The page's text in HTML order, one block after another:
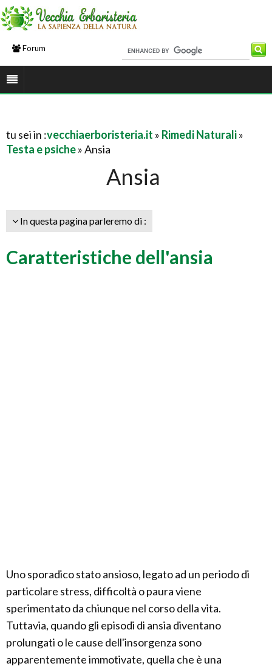
Forum
tu sei in :vecchiaerboristeria.it » Rimedi Naturali»
Testa e psiche» Ansia
Ansia
In questa pagina parleremo di :
Caratteristiche dell'ansia
Uno sporadico stato ansioso, legato ad un periodo di
particolare stress, difficoltà o paura viene
sperimentato da chiunque nel corso della vita.
Tuttavia, quando gli episodi di ansia diventano
prolungati o le cause dell'insorgenza sono
apparentemente immotivate, quella che è una